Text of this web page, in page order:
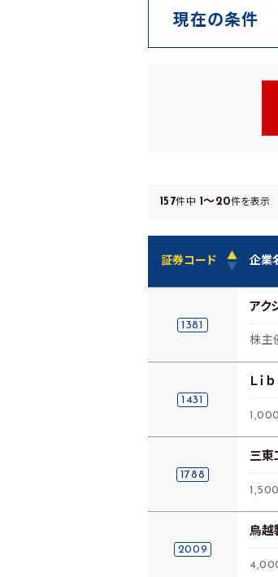
現在の条件
157件中 1～20件を表示
▲
証券コード ▼ 企業
1381
アク
株主
1431
Ｌｉ
1788
三東
2009
鳥越